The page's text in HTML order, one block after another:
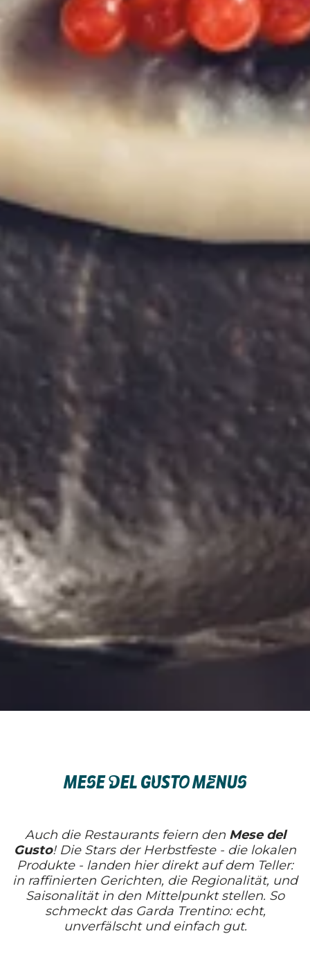
MESE DEL GUSTO MENUS
Auch die Restaurants feiern den Mese del
Gusto! Die Stars der Herbstfeste - die lokalen
Produkte - landen hier direkt auf dem Teller:
in raffinierten Gerichten, die Regionalität, und
Saisonalität in den Mittelpunkt stellen. So
schmeckt das Garda Trentino: echt,
unverfälscht und einfach gut.